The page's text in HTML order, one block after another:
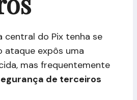
central do Pix tenha se
ataque expôs uma
mas frequentemente
de terceiros